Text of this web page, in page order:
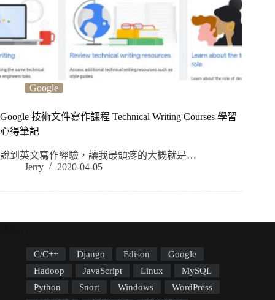
Google
Google 技術文件寫作課程 Technical Writing Courses 學習
心得筆記
說到英文寫作經驗，讓我最頭疼的大概就是…
Jerry
2020-04-05
C/C++ Django Edison
Google
Hadoop
JavaScript Linux
MySQL
Python
Snort Windows
WordPress